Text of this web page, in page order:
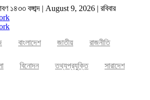
১৪৩৩ বঙ্গাব্দ | August 9, 2026 | রবিবার
বাংলাদেশ জাতীয় রাজনীতি
বিনোদন তথ্যপ্রযুক্তি সারাদেশ